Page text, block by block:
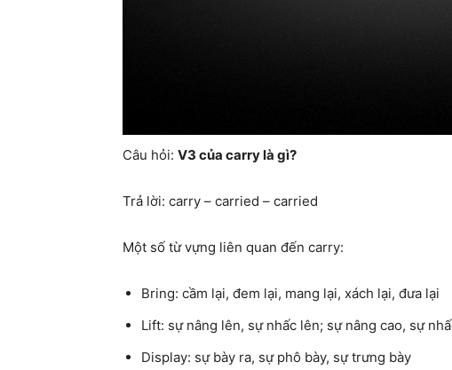
Câu hỏi: V3 của carry là gì?
Trả lời: carry – carried – carried
Một số từ vựng liên quan đến carry:
Bring: cầm lại, đem lại, mang lại, xách lại, đưa lại
Lift: sự nâng lên, sự nhấc lên; sự nâng cao, sự
Display: sự bày ra, sự phô bày, sự trưng bày